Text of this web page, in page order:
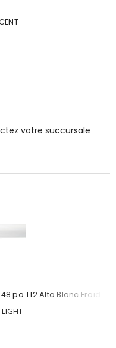
votre succursale
po T12 Alto Blanc Froid
LIGHT